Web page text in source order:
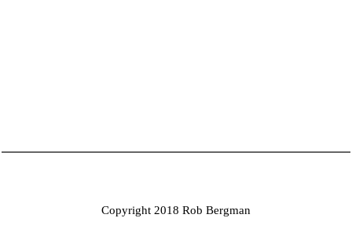
Copyright 2018 Rob Bergman